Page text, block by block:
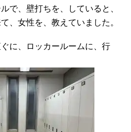
で、壁打ちを、していると、
、女性を、教えていました。
に、ロッカールームに、行